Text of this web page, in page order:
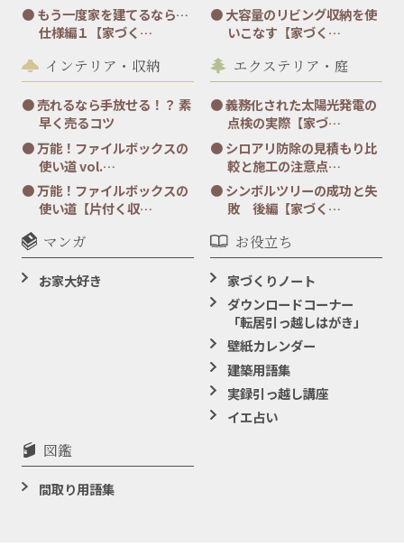
もう一度家を建てるなら…
仕様編１【家づく…
大容量のリビング収納を使
いこなす【家づく…
インテリア・収納
売れるなら手放せる！？ 素
早く売るコツ
万能！ファイルボックスの
使い道 vol.…
万能！ファイルボックスの
使い道【片付く収…
エクステリア・庭
義務化された太陽光発電の
点検の実際【家づ…
シロアリ防除の見積もり比
較と施工の注意点…
シンボルツリーの成功と失
敗 後編【家づく…
マンガ
お家大好き
お役立ち
家づくりノート
ダウンロードコーナー
「転居引っ越しはがき」
壁紙カレンダー
建築用語集
実録引っ越し講座
イエ占い
図鑑
間取り用語集